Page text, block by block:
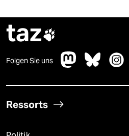
taz
Folgen Sie uns
Ressorts